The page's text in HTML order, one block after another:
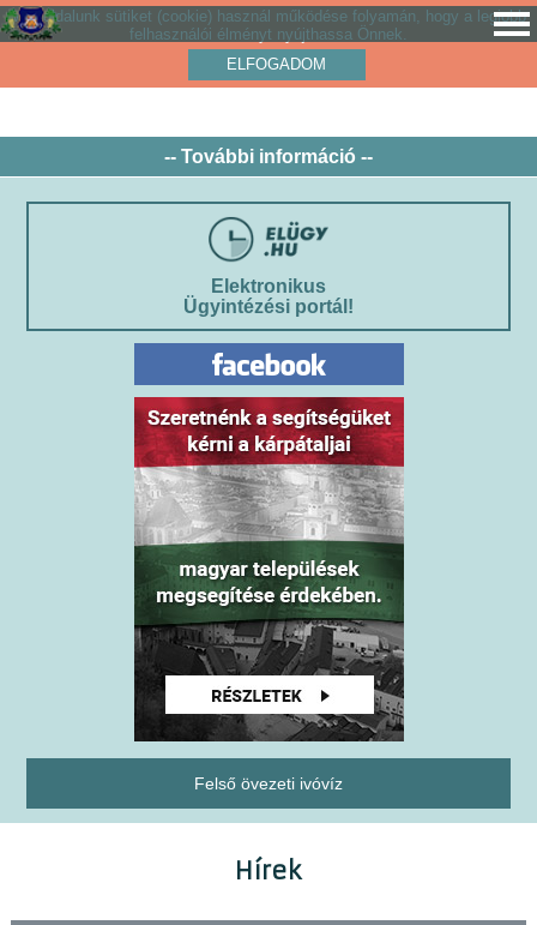
Weboldalunk sütiket (cookie) használ működése folyamán, hogy a legjobb
felhasználói élményt nyújthassa Önnek.
ELFOGADOM
-- További információ --
Elektronikus
Ügyintézési portál!
Felső övezeti ivóvíz
Hírek